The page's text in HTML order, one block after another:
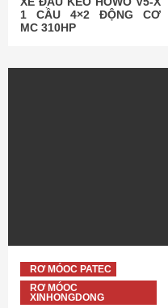
1 CẦU 4×2 ĐỘNG CƠ
MC 310HP
RƠ MÓOC PATEC
RƠ MÓOC
XINHONGDONG